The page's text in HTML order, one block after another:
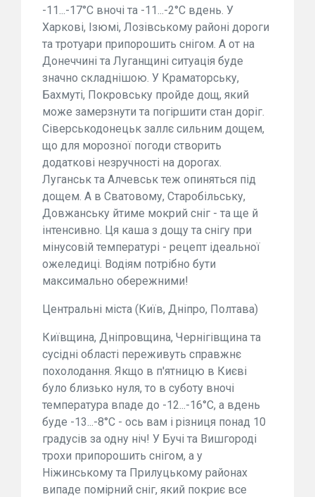
-11...-17°C вночі та -11...-2°C вдень. У
Харкові, Ізюмі, Лозівському районі дороги
та тротуари припорошить снігом. А от на
Донеччині та Луганщині ситуація буде
значно складнішою. У Краматорську,
Бахмуті, Покровську пройде дощ, який
може замерзнути та погіршити стан доріг.
Сіверськодонецьк заллє сильним дощем,
що для морозної погоди створить
додаткові незручності на дорогах.
Луганськ та Алчевськ теж опиняться під
дощем. А в Сватовому, Старобільську,
Довжанську йтиме мокрий сніг - та ще й
інтенсивно. Ця каша з дощу та снігу при
мінусовій температурі - рецепт ідеальної
ожеледиці. Водіям потрібно бути
максимально обережними!
Центральні міста (Київ, Дніпро, Полтава)
Київщина, Дніпровщина, Чернігівщина та
сусідні області переживуть справжнє
похолодання. Якщо в п'ятницю в Києві
було близько нуля, то в суботу вночі
температура впаде до -12...-16°C, а вдень
буде -13...-8°C - ось вам і різниця понад 10
градусів за одну ніч! У Бучі та Вишгороді
трохи припорошить снігом, а у
Ніжинському та Прилуцькому районах
випаде помірний сніг, який покриє все